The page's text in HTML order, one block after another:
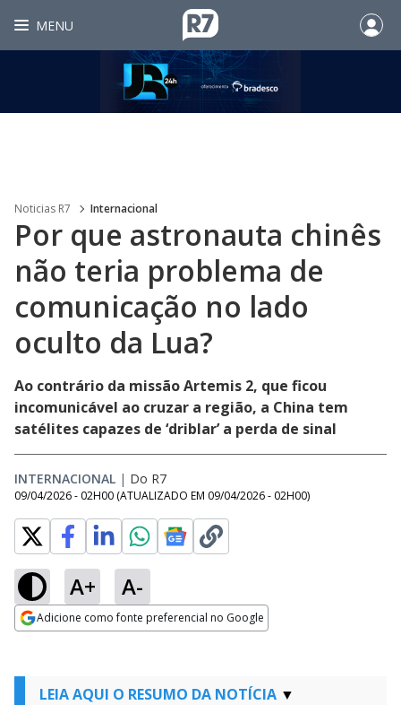
MENU
Noticias R7 Internacional
Por que astronauta chinês
não teria problema de
comunicação no lado
oculto da Lua?
Ao contrário da missão Artemis 2, que ficou
incomunicável ao cruzar a região, a China tem
satélites capazes de ‘driblar’ a perda de sinal
INTERNACIONAL | Do R7
09/04/2026 - 02H00 (ATUALIZADO EM 09/04/2026 - 02H00)
A+ A-
Adicione como fonte preferencial no Google
LEIA AQUI O RESUMO DA NOTÍCIA